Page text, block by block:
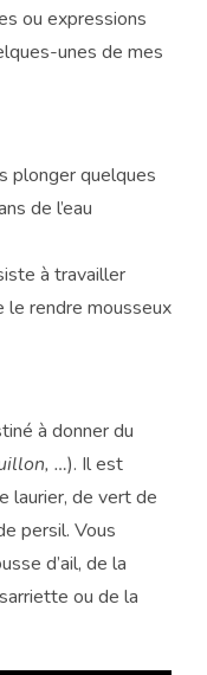
ou expressions
unes de mes
plonger quelques
de l’eau
à travailler
le rendre mousseux
à donner du
…). Il est
laurier, de vert de
persil. Vous
d’ail, de la
ou de la